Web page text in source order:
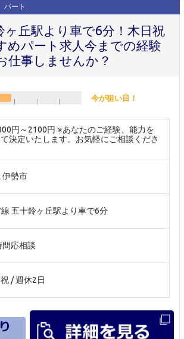
パート
ヶ丘駅より車で6分！木日祝
めパート求人今までの経験
仕事しませんか？
今が狙い目！
円～2100円 ※あなたのご経験、能力を
決定いたします。お気軽にご相談くださ
伊勢市
線 五十鈴ヶ丘駅より車で6分
間応相談
/ 週休2日